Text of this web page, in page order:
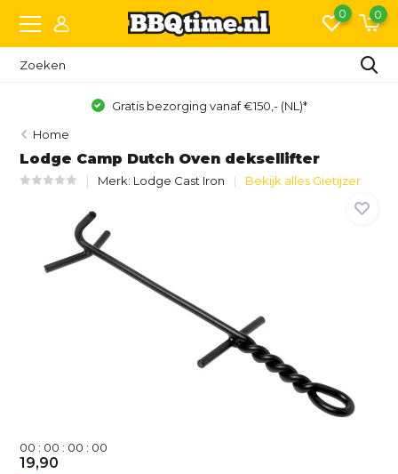
0 0
Gratis bezorging vanaf €150,- (NL)*
Home
Lodge Camp Dutch Oven deksellifter
Merk: Lodge Cast Iron Bekijk alles Gietijzer
00 : 00 : 00 : 00
19,90